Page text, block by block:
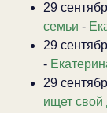
29
семьи -
29
-
29
ищет свой